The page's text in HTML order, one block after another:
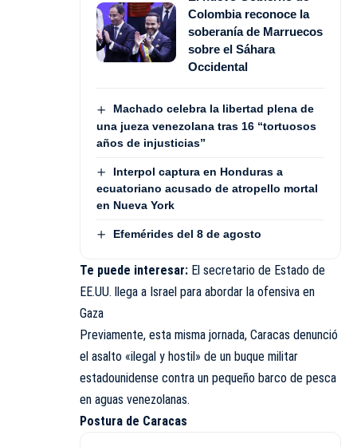
Colombia reconoce la
soberanía de Marruecos
sobre el Sáhara
Occidental
Machado celebra la libertad plena de
una jueza venezolana tras 16 “tortuosos
años de injusticias”
Interpol captura en Honduras a
ecuatoriano acusado de atropello mortal
en Nueva York
Efemérides del 8 de agosto
Te puede interesar: El secretario de Estado de
EE.UU. llega a Israel para abordar la ofensiva en
Gaza
Previamente, esta misma jornada, Caracas denunció
el asalto «ilegal y hostil» de un buque militar
estadounidense contra un pequeño barco de pesca
en aguas venezolanas.
Postura de Caracas